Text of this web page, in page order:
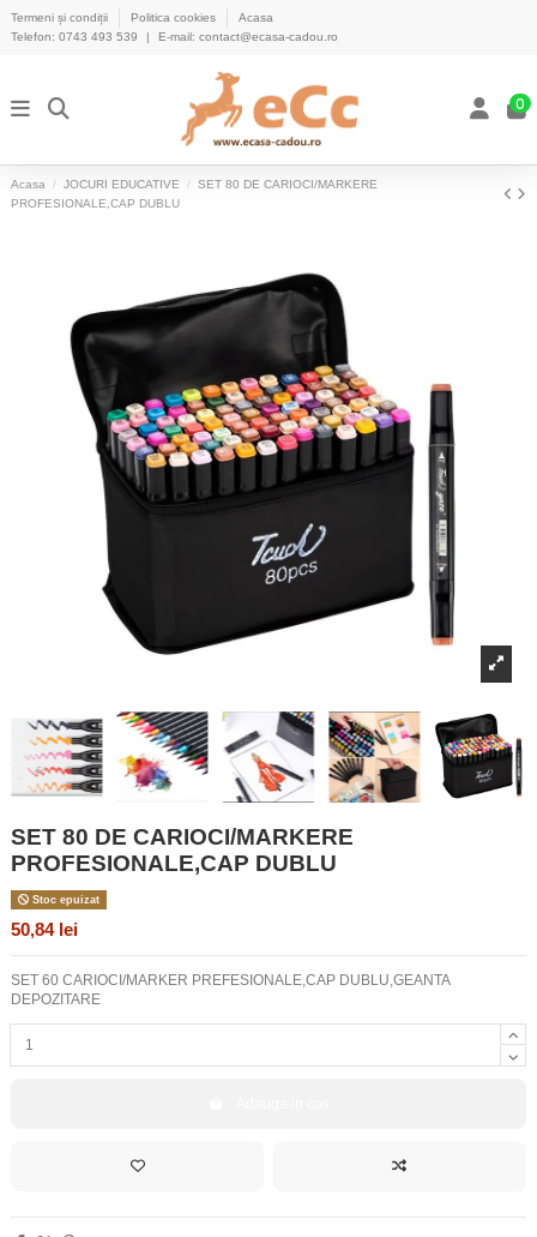
Termeni și condiții Politica cookies
Acasa
Telefon: 0743 493 539 | E-mail: contact@ecasa-cadou.ro
0
Acasa JOCURI EDUCATIVE
SET 80 DE CARIOCI/MARKERE
PROFESIONALE,CAP DUBLU
SET 80 DE CARIOCI/MARKERE
PROFESIONALE,CAP DUBLU
Stoc epuizat
50,84 lei
SET 60 CARIOCI/MARKER PREFESIONALE,CAP DUBLU,GEANTA
DEPOZITARE